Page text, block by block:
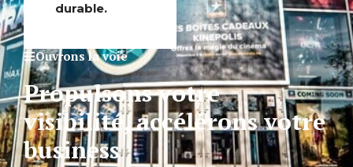
Ouvrons la voie
Propulsons votre
visibilité, accélérons votre
business
durable.